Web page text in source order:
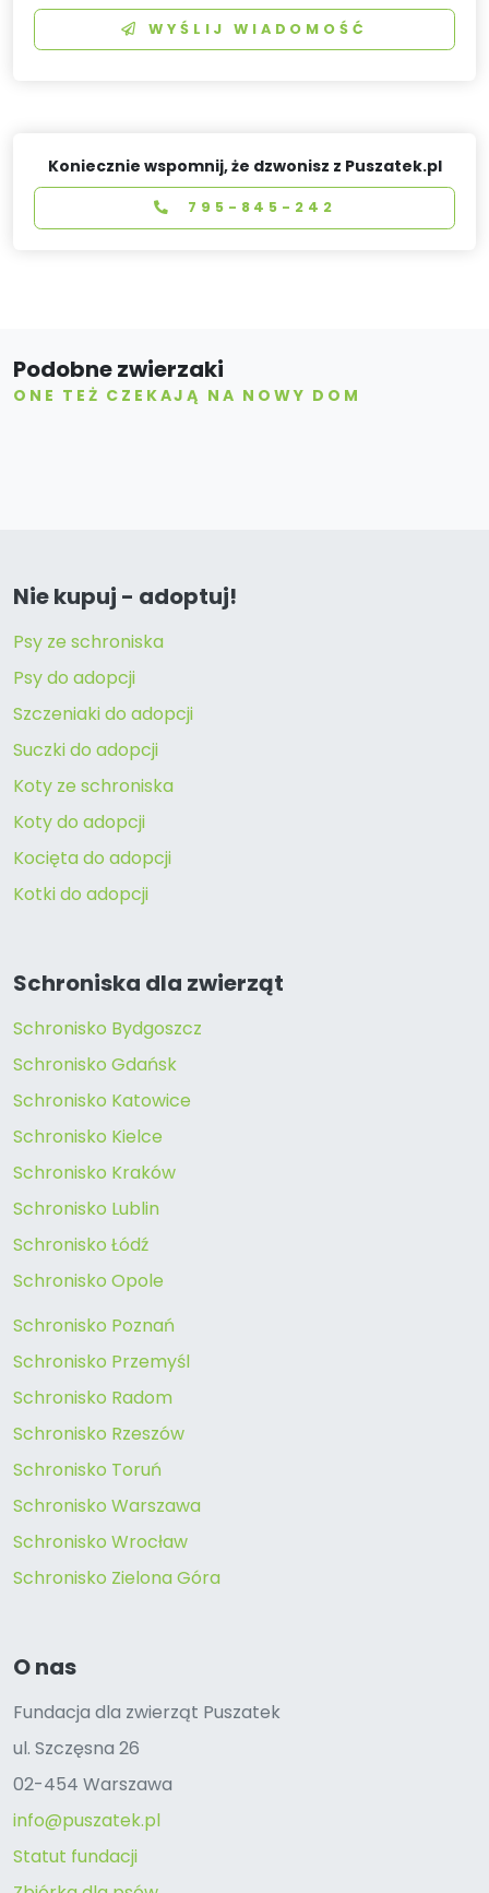
WYŚLIJ WIADOMOŚĆ
Koniecznie wspomnij, że dzwonisz z Puszatek.pl
795-845-242
Podobne zwierzaki
ONE TEŻ CZEKAJĄ NA NOWY DOM
Nie kupuj - adoptuj!
Psy ze schroniska
Psy do adopcji
Szczeniaki do adopcji
Suczki do adopcji
Koty ze schroniska
Koty do adopcji
Kocięta do adopcji
Kotki do adopcji
Schroniska dla zwierząt
Schronisko Bydgoszcz
Schronisko Gdańsk
Schronisko Katowice
Schronisko Kielce
Schronisko Kraków
Schronisko Lublin
Schronisko Łódź
Schronisko Opole
Schronisko Poznań
Schronisko Przemyśl
Schronisko Radom
Schronisko Rzeszów
Schronisko Toruń
Schronisko Warszawa
Schronisko Wrocław
Schronisko Zielona Góra
O nas
Fundacja dla zwierząt Puszatek
ul. Szczęsna 26
02-454 Warszawa
info@puszatek.pl
Statut fundacji